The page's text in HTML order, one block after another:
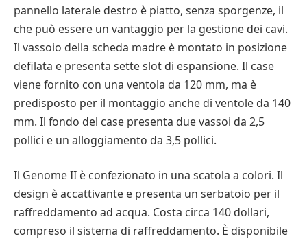
pannello laterale destro è piatto, senza sporgenze, il
che può essere un vantaggio per la gestione dei cavi.
Il vassoio della scheda madre è montato in posizione
defilata e presenta sette slot di espansione. Il case
viene fornito con una ventola da 120 mm, ma è
predisposto per il montaggio anche di ventole da 140
mm. Il fondo del case presenta due vassoi da 2,5
pollici e un alloggiamento da 3,5 pollici.
Il Genome II è confezionato in una scatola a colori. Il
design è accattivante e presenta un serbatoio per il
raffreddamento ad acqua. Costa circa 140 dollari,
compreso il sistema di raffreddamento. È disponibile